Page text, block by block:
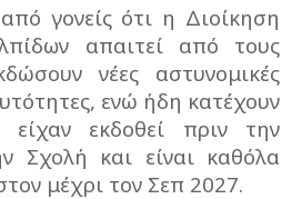
γονείς ότι η Διοίκηση
απαιτεί από τους
νέες αστυνομικές
ενώ ήδη κατέχουν
είχαν εκδοθεί πριν την
Σχολή και είναι καθόλα
μέχρι τον Σεπ 2027.